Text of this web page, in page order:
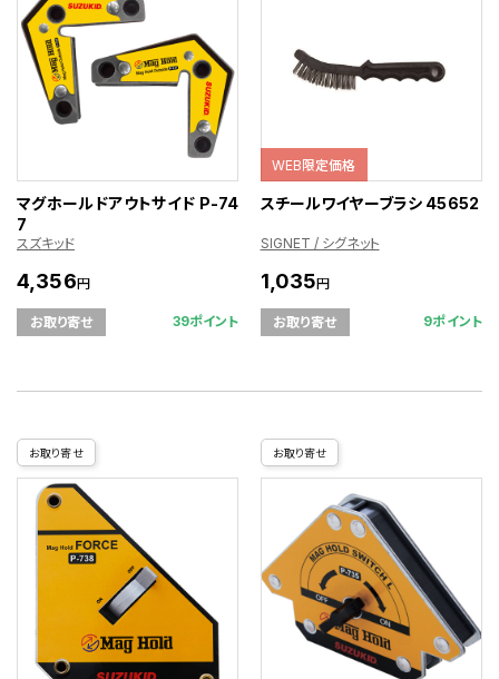
マグホールドアウトサイド P-74
7
スズキッド
4,356円
お取り寄せ 39ポイント
WEB限定価格
スチールワイヤーブラシ 45652
SIGNET / シグネット
1,035円
お取り寄せ 9ポイント
お取り寄せ お取り寄せ